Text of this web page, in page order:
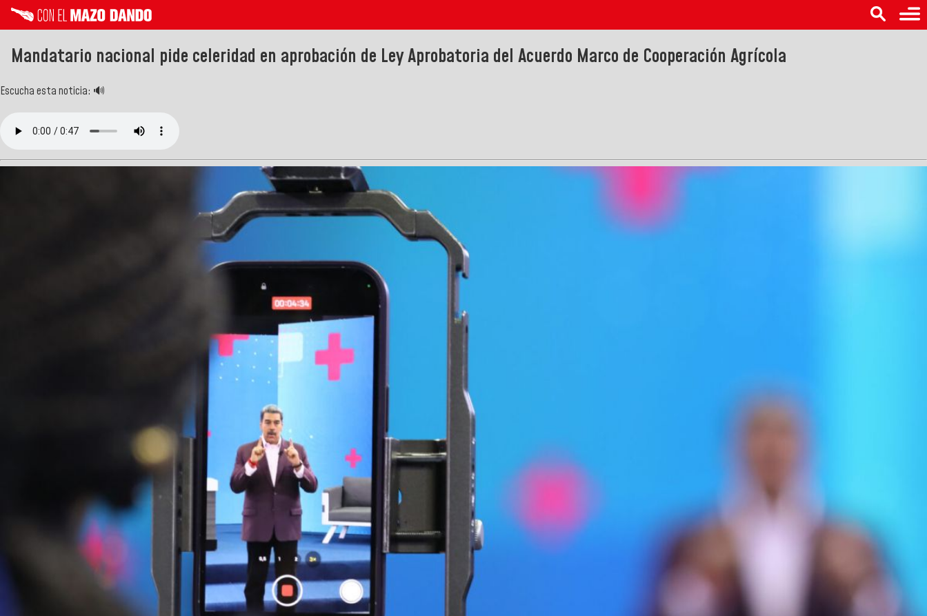
Mandatario nacional pide celeridad en aprobación de Ley Aprobatoria del Acuerdo Marco de Cooperación Agrícola
Escucha esta noticia: 🔊